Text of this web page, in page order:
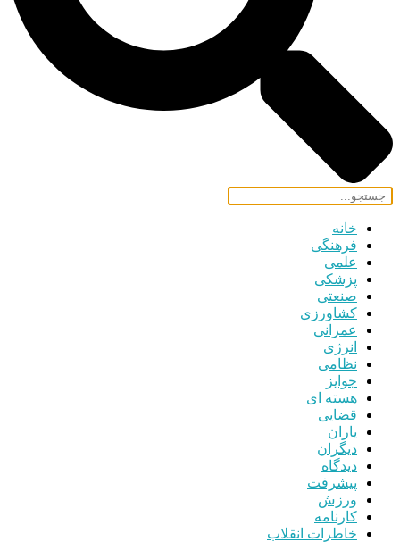
خانه
فرهنگی
علمی
پزشکی
صنعتی
کشاورزی
عمرانی
انرژی
نظامی
جوایز
هسته ای
قضایی
یاران
دیگران
دیدگاه
پیشرفت
ورزش
کارنامه
خاطرات انقلاب